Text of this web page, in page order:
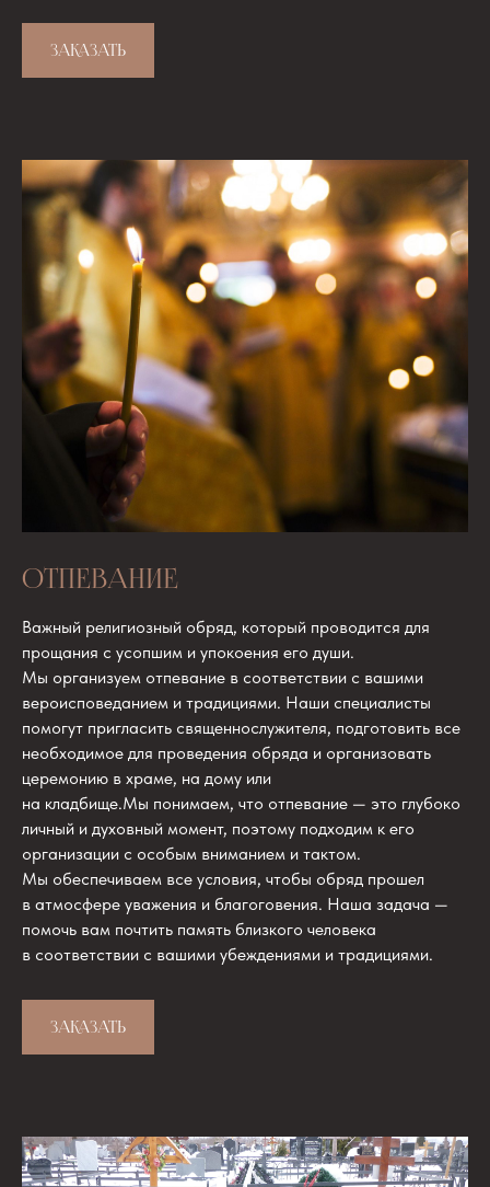
ЗАКАЗАТЬ
ОТПЕВАНИЕ
Важный религиозный обряд, который проводится для
прощания с усопшим и упокоения его души.
Мы организуем отпевание в соответствии с вашими
вероисповеданием и традициями. Наши специалисты
помогут пригласить священнослужителя, подготовить все
необходимое для проведения обряда и организовать
церемонию в храме, на дому или
на кладбище.Мы понимаем, что отпевание — это глубоко
личный и духовный момент, поэтому подходим к его
организации с особым вниманием и тактом.
Мы обеспечиваем все условия, чтобы обряд прошел
в атмосфере уважения и благоговения. Наша задача —
помочь вам почтить память близкого человека
в соответствии с вашими убеждениями и традициями.
ЗАКАЗАТЬ